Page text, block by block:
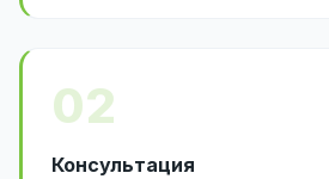
02
Консультация